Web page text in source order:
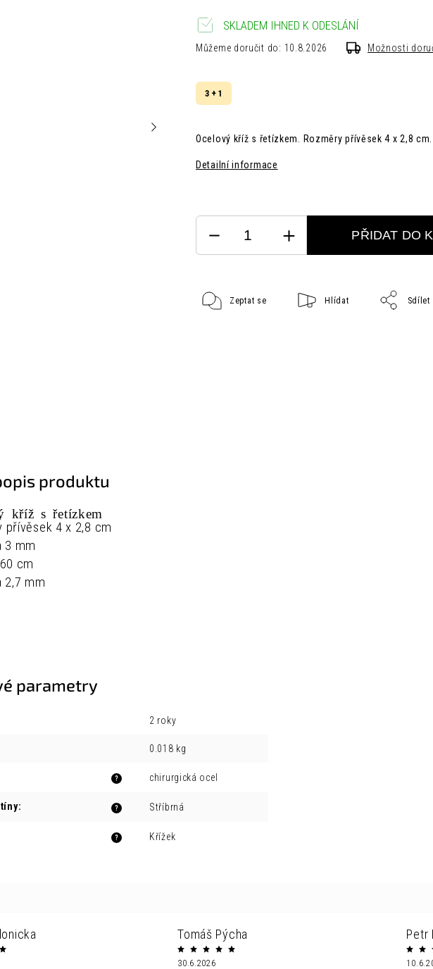
3 + 1
Ocelový kříž s řetízkem. Rozměrypřívěsek4 x 2,8 cm.
Detailní informace
SKLADEM IHNED K ODESLÁNÍ
Můžeme doručit do: 10.8.2026 Možnosti
PŘIDAT DO
Zeptat se Hlídat Sdílet
produktu
kříž s řetízkem
přívěsek 4 x 2,8 cm
3 mm
60 cm
2,7 mm
parametry
2 roky
0.018 kg
? chirurgická ocel
?
: Stříbrná
? Křížek
Tomáš Pýcha
30.6.2026
Petr